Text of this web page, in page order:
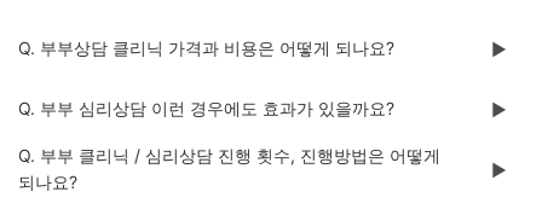
Q. 부부상담 클리닉 가격과 비용은 어떻게 되나요? ▶️
Q. 부부 심리상담 이런 경우에도 효과가 있을까요? ▶️
Q. 부부 클리닉 / 심리상담 진행 횟수, 진행방법은 어떻게
되나요?
▶️